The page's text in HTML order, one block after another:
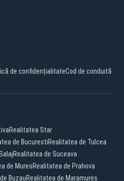
de confidențialitateCod de conduită
Realitatea Star
de BucurestiRealitatea de Tulcea
Realitatea de Suceava
de MuresRealitatea de Prahova
BuzauRealitatea de Maramures